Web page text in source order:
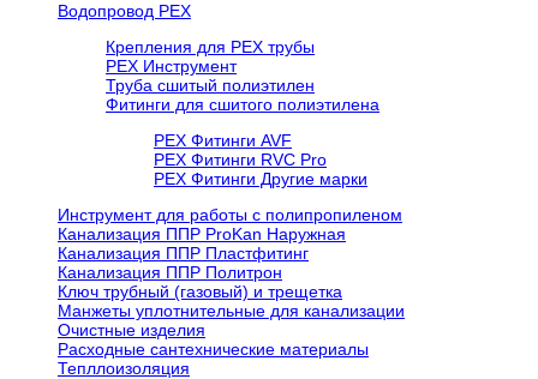
Водопровод РЕХ
Крепления для РЕХ трубы
РЕХ Инструмент
Труба сшитый полиэтилен
Фитинги для сшитого полиэтилена
PEX Фитинги AVF
РЕХ Фитинги RVC Pro
РЕХ Фитинги Другие марки
Инструмент для работы с полипропиленом
Канализация ППР ProKan Наружная
Канализация ППР Пластфитинг
Канализация ППР Политрон
Ключ трубный (газовый) и трещетка
Манжеты уплотнительные для канализации
Очистные изделия
Расходные сантехнические материалы
Тепллоизоляция